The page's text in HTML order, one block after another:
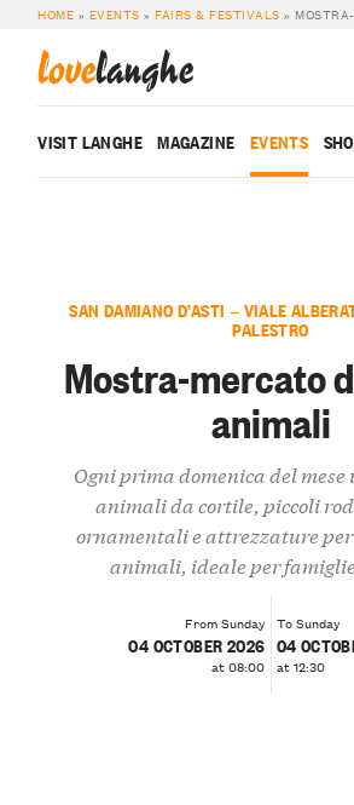
HOME » EVENTS »FAIRS & FESTIVALS » MOSTRA-
lovelanghe
VISIT LANGHE MAGAZINE EVENTS
SAN DAMIANO D’ASTI — VIALE
PALESTRO
Mostra-mercato
animali
Ogni prima domenica del mese
animali da cortile, piccoli
ornamentali e attrezzature
animali, ideale per
From Sunday
04 OCTOBER 2026
at 08:00
To Sunday
04
at 12:30